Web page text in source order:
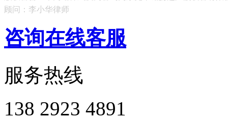
顾问：李小华律师
咨询在线客服
服务热线
138 2923 4891